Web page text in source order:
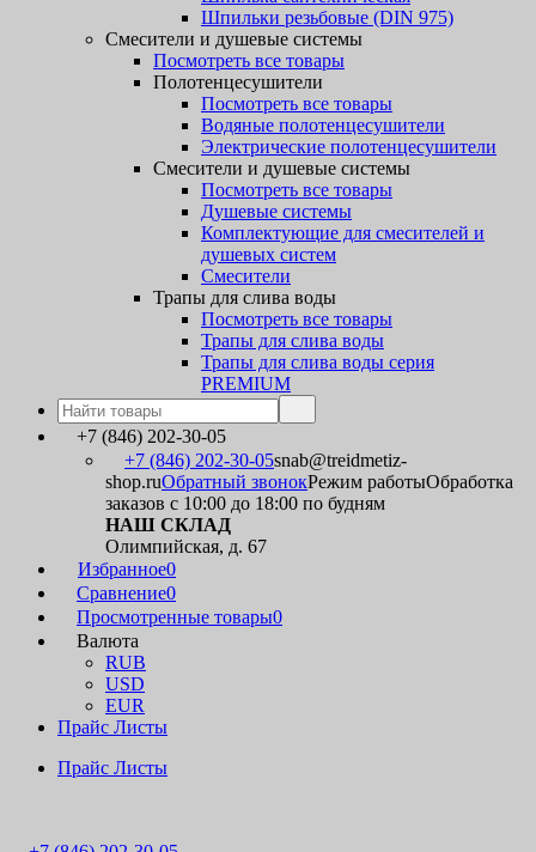
Шпильки резьбовые (DIN 975)
Смесители и душевые системы
Посмотреть все товары
Полотенцесушители
Посмотреть все товары
Водяные полотенцесушители
Электрические полотенцесушители
Смесители и душевые системы
Посмотреть все товары
Душевые системы
Комплектующие для смесителей и
душевых систем
Смесители
Трапы для слива воды
Посмотреть все товары
Трапы для слива воды
Трапы для слива воды серия
PREMIUM
+7 (846) 202-30-05
+7 (846) 202-30-05snab@treidmetiz-
shop.ruОбратный звонокРежим работыОбработка
заказов с 10:00 до 18:00 по будням
НАШ СКЛАД
Олимпийская, д. 67
Избранное0
Сравнение0
Просмотренные товары0
Валюта
RUB
USD
EUR
Прайс Листы
Прайс Листы